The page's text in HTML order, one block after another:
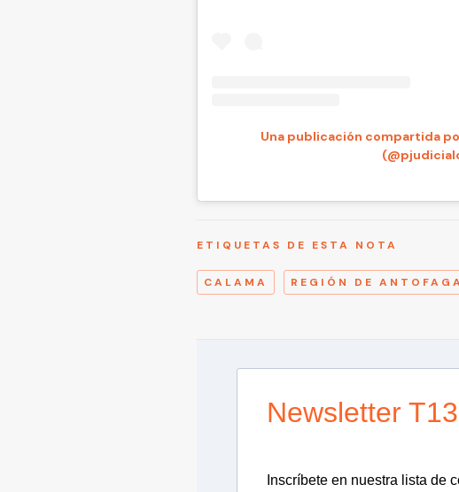
Una publicación compartida
ETIQUETAS DE ESTA NOTA
CALAMA REGIÓN DE
Newsletter T13
Inscríbete en nuestra lista de